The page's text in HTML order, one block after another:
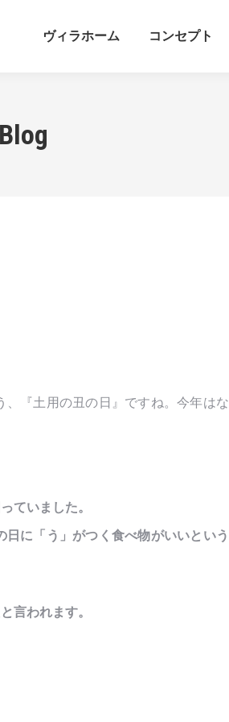
ヴィラホーム コンセプト
『土用の丑の日』ですね。今年はな
ていました。
に「う」がつく食べ物がいいという
言われます。